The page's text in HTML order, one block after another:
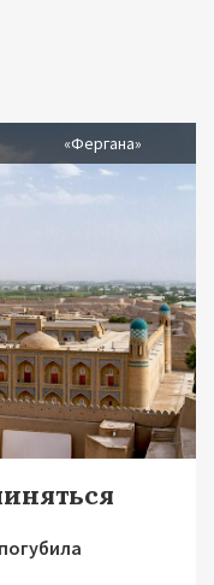
«Фергана»